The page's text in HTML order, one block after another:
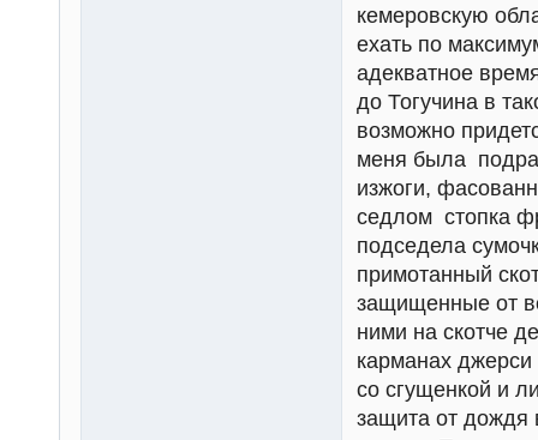
кемеровскую
ехать по
адекватное
до Тогучина в
возможно
меня была
изжоги,
седлом стопка
подседела
примотанный
защищенные от
ними на скотче
карманах
со сгущенкой и
защита от дождя